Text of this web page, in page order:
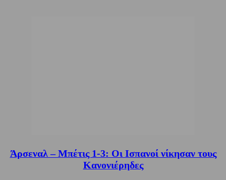
Άρσεναλ – Μπέτις 1-3: Οι Ισπανοί νίκησαν τους
Κανονιέρηδες